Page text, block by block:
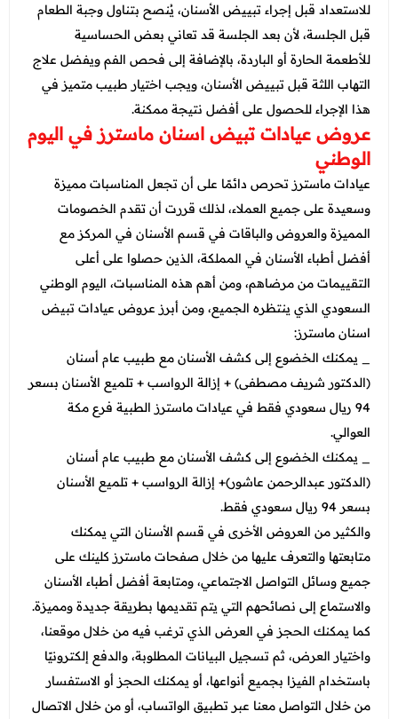
للاستعداد قبل إجراء تبييض الأسنان، يُنصح بتناول وجبة الطعام
قبل الجلسة، لأن بعد الجلسة قد تعاني بعض الحساسية
للأطعمة الحارة أو الباردة، بالإضافة إلى فحص الفم ويفضل علاج
التهاب اللثة قبل تبييض الأسنان، ويجب اختيار طبيب متميز في
هذا الإجراء للحصول على أفضل نتيجة ممكنة.
عروض عيادات تبيض اسنان ماسترز في اليوم
الوطني
عيادات ماسترز تحرص دائمًا على أن تجعل المناسبات مميزة
وسعيدة على جميع العملاء، لذلك قررت أن تقدم الخصومات
المميزة والعروض والباقات في قسم الأسنان في المركز مع
أفضل أطباء الأسنان في المملكة، الذين حصلوا على أعلى
التقييمات من مرضاهم، ومن أهم هذه المناسبات، اليوم الوطني
السعودي الذي ينتظره الجميع، ومن أبرز عروض عيادات تبيض
اسنان ماسترز:
_ يمكنك الخضوع إلى كشف الأسنان مع طبيب عام أسنان
(الدكتور شريف مصطفى) + إزالة الرواسب + تلميع الأسنان بسعر
94 ريال سعودي فقط في عيادات ماسترز الطبية فرع مكة
العوالي.
_ يمكنك الخضوع إلى كشف الأسنان مع طبيب عام أسنان
(الدكتور عبدالرحمن عاشور)+ إزالة الرواسب + تلميع الأسنان
بسعر 94 ريال سعودي فقط.
والكثير من العروض الأخرى في قسم الأسنان التي يمكنك
متابعتها والتعرف عليها من خلال صفحات ماسترز كلينك على
جميع وسائل التواصل الاجتماعي، ومتابعة أفضل أطباء الأسنان
والاستماع إلى نصائحهم التي يتم تقديمها بطريقة جديدة ومميزة.
كما يمكنك الحجز في العرض الذي ترغب فيه من خلال موقعنا،
واختيار العرض، ثم تسجيل البيانات المطلوبة، والدفع إلكترونيًا
باستخدام الفيزا بجميع أنواعها، أو يمكنك الحجز أو الاستفسار
من خلال التواصل معنا عبر تطبيق الواتساب، أو من خلال الاتصال